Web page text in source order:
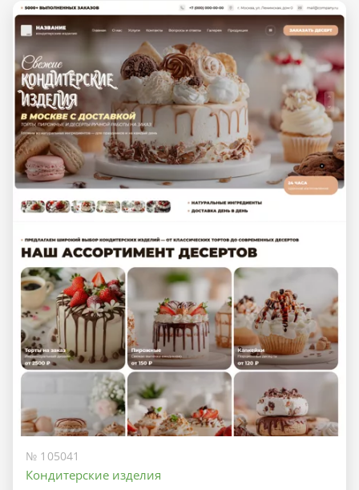
№ 105041
Кондитерские изделия